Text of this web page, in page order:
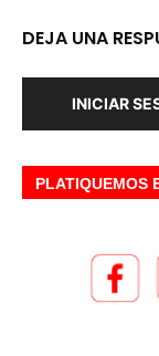
DEJA UNA
INICIAR
PLATIQUEMOS